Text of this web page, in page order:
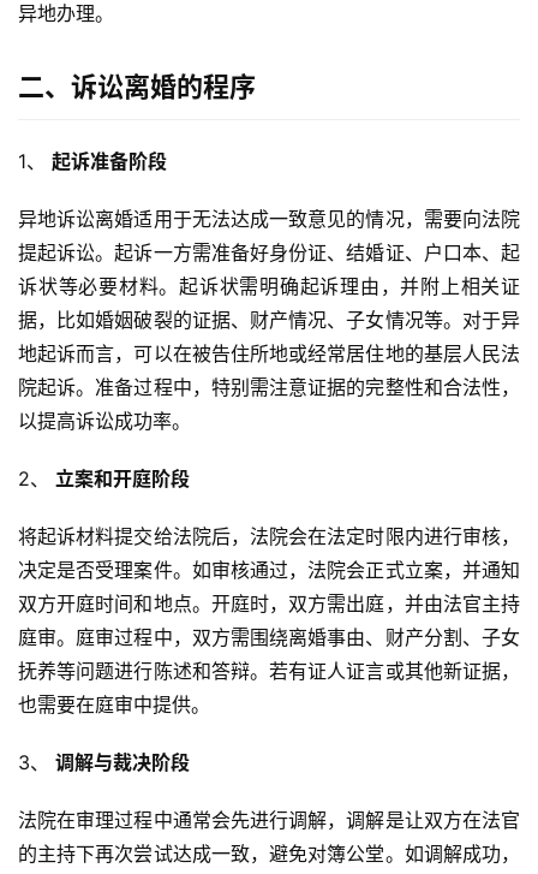
异地办理。
二、诉讼离婚的程序
1、 起诉准备阶段
异地诉讼离婚适用于无法达成一致意见的情况，需要向法院
提起诉讼。起诉一方需准备好身份证、结婚证、户口本、起
诉状等必要材料。起诉状需明确起诉理由，并附上相关证
据，比如婚姻破裂的证据、财产情况、子女情况等。对于异
地起诉而言，可以在被告住所地或经常居住地的基层人民法
院起诉。准备过程中，特别需注意证据的完整性和合法性，
以提高诉讼成功率。
2、 立案和开庭阶段
将起诉材料提交给法院后，法院会在法定时限内进行审核，
决定是否受理案件。如审核通过，法院会正式立案，并通知
双方开庭时间和地点。开庭时，双方需出庭，并由法官主持
庭审。庭审过程中，双方需围绕离婚事由、财产分割、子女
抚养等问题进行陈述和答辩。若有证人证言或其他新证据，
也需要在庭审中提供。
3、 调解与裁决阶段
法院在审理过程中通常会先进行调解，调解是让双方在法官
的主持下再次尝试达成一致，避免对簿公堂。如调解成功，